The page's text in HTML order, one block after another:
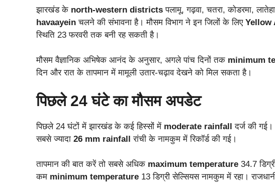
झारखंड के north-western districts पलामू, गढ़वा, चतरा, कोडरमा,
havaayein चलने की संभावना है। मौसम विभाग ने इन जिलों के लिए Yellow
स्थिति 23 फरवरी तक बनी रह सकती है।
मौसम वैज्ञानिक अभिषेक आनंद के अनुसार, अगले पांच दिनों तक minimum
दिन और रात के तापमान में मामूली उतार-चढ़ाव देखने को मिल सकता है।
पिछले 24 घंटे का मौसम अपडेट
पिछले 24 घंटों में झारखंड के कई हिस्सों में moderate rainfall दर्ज की
सबसे ज्यादा 26 mm rainfall रांची के नामकुम में रिकॉर्ड की गई।
तापमान की बात करें तो सबसे अधिक maximum temperature 34.7
कम minimum temperature 13 डिग्री सेल्सियस नामकुम में रहा।